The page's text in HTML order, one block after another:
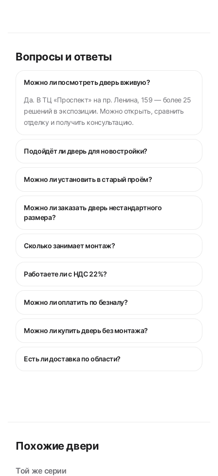
Вопросы и ответы
Можно ли посмотреть дверь вживую?
Да. В ТЦ «Проспект» на пр. Ленина, 159 — более 25
решений в экспозиции. Можно открыть, сравнить
отделку и получить консультацию.
Подойдёт ли дверь для новостройки?
Можно ли установить в старый проём?
Можно ли заказать дверь нестандартного
размера?
Сколько занимает монтаж?
Работаете ли с НДС 22%?
Можно ли оплатить по безналу?
Можно ли купить дверь без монтажа?
Есть ли доставка по области?
Похожие двери
Той же серии